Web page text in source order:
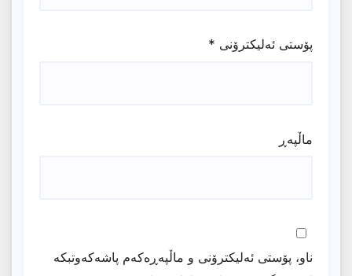
پۆستی ئەلیکترۆنی *
ماڵپه‌ڕ
ناو، پۆستی ئەلیکترۆنی و ماڵپەڕەکەم پاشەکەوتبکە